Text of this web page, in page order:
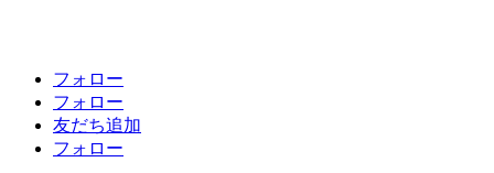
フォロー
フォロー
友だち追加
フォロー